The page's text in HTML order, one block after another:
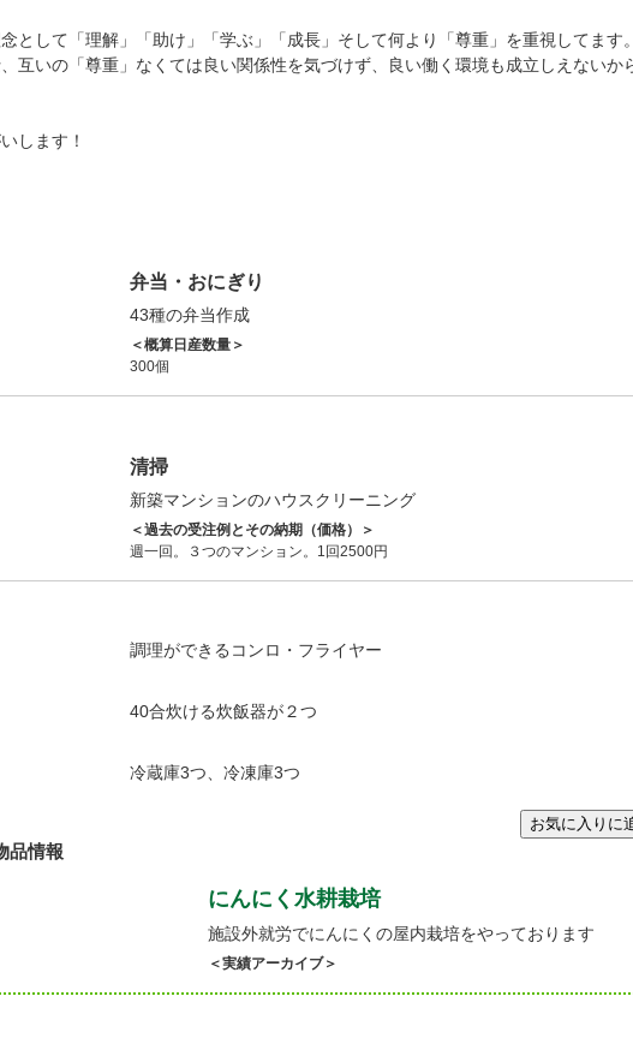
として「理解」「助け」「学ぶ」「成長」そして何より「尊重」を重視してます
互いの「尊重」なくては良い関係性を気づけず、良い働く環境も成立しえないか
します！
弁当・おにぎり
43種の弁当作成
＜概算日産数量＞
300個
清掃
新築マンションのハウスクリーニング
＜過去の受注例とその納期（価格）＞
週一回。３つのマンション。1回2500円
調理ができるコンロ・フライヤー
40合炊ける炊飯器が２つ
冷蔵庫3つ、冷凍庫3つ
品情報
にんにく水耕栽培
施設外就労でにんにくの屋内栽培をやっております
＜実績アーカイブ＞